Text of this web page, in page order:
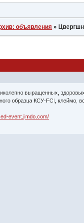
объявления »
выращенных,
образца КСУ-FCI, клеймо,
event.jimdo.com/